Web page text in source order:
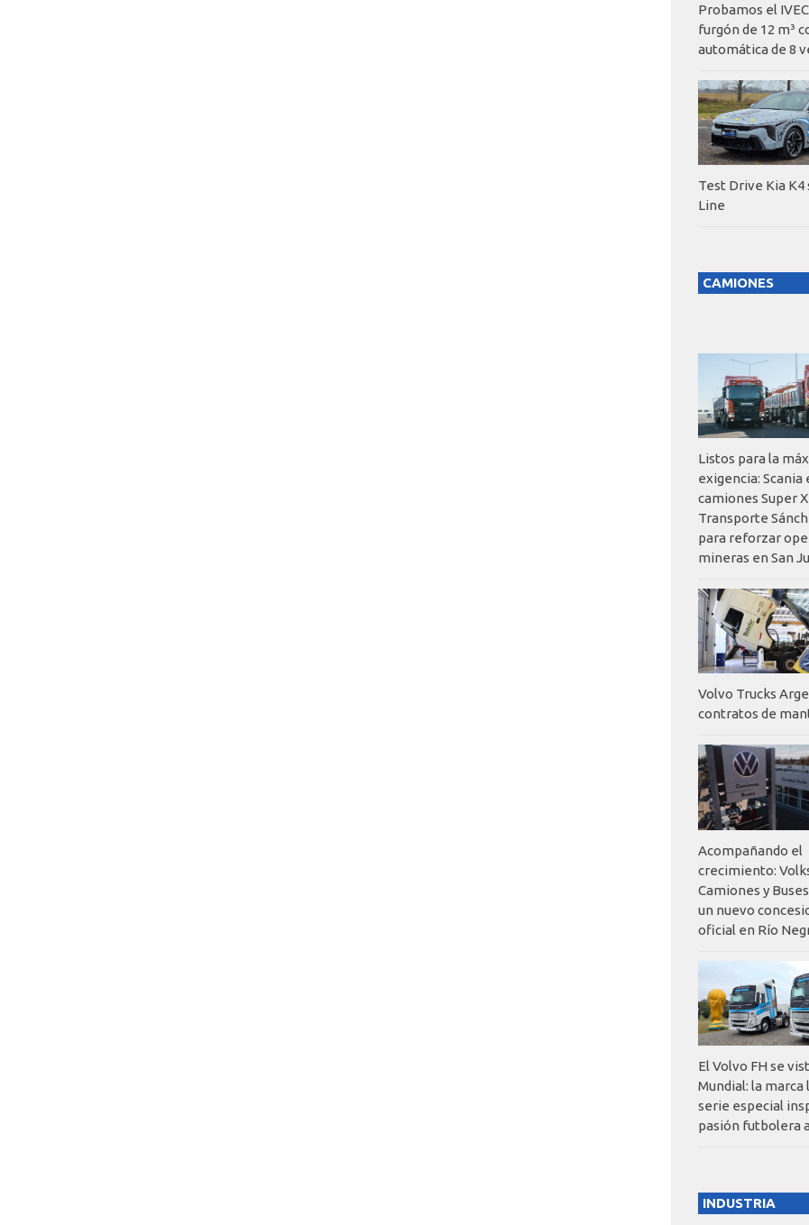
Probamos el
furgón de 12 m³
automática de 8
Test Drive Kia K4
Line
CAMIONES
Listos para la
exigencia: Scania
camiones Super
Transporte
para reforzar
mineras en San
Volvo Trucks
contratos de
Acompañando el
crecimiento:
Camiones y
un nuevo
oficial en Río
El Volvo FH se
Mundial: la marca
serie especial
pasión futbolera
INDUSTRIA